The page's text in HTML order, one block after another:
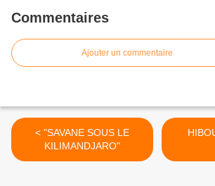
Commentaires
Ajouter un commentaire
< "SAVANE SOUS LE
KILIMANDJARO"